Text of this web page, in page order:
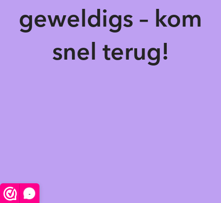
-
geweldigs – kom
snel terug!